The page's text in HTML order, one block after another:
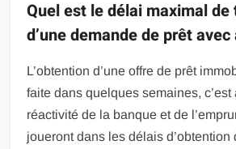
Quel est le délai maximal
d’une demande de prêt
L’obtention d’une offre de prêt
faite dans quelques semaines, c’est
réactivité de la banque et de
joueront dans les délais d’obtention